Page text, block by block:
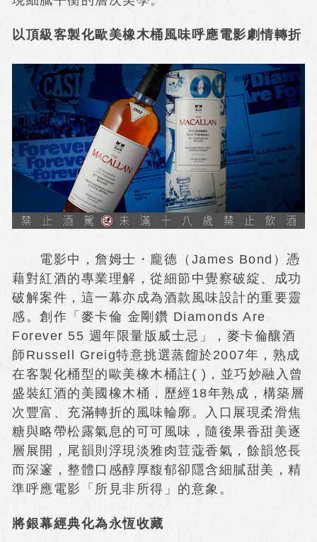
以頂級客製化歐美橡木桶風味呼應電影劇情轉折
電影中，詹姆士・龐德（James Bond）憑
藉對紅酒的專業理解，從細節中覺察破綻、成功
破解案件，這一幕亦成為酒款風味設計的重要靈
感。創作「麥卡倫 金剛鑽 Diamonds Are
Forever 55 週年限量版威士忌」，麥卡倫釀酒
師Russell Greig特意挑選蒸餾於2007年，熟成
在客製化桶型的歐美橡木桶註( )，並巧妙融入曾
盛裝紅酒的美國橡木桶，歷經18年熟成，構築層
次豐富、充滿轉折的風味輪廓。入口展現柔滑焦
糖與略帶松露氣息的可可風味，隨後果香甜美逐
層展開，尾韻則浮現淡雅肉荳蔻香氣，餘韻悠長
而深邃，整體口感醇厚馥郁卻隱含細膩甜美，精
準呼應電影「所見非所得」的意象。
將銀幕經典化為永恆收藏